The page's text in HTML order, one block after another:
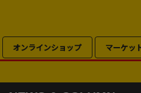
オンラインショップ マーケッ